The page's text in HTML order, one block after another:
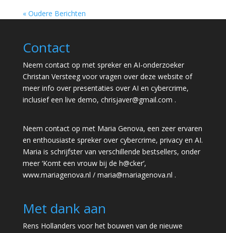
« Oudere Berichten
Contact
Neem contact op met spreker en AI-onderzoeker
Christan Versteeg voor vragen over deze website of
meer info over presentaties over AI en cybercrime,
inclusief een live demo, chrisjaver@gmail.com .
Neem contact op met Maria Genova, een zeer ervaren
en enthousiaste spreker over cybercrime, privacy en AI.
Maria is schrijfster van verschillende bestsellers, onder
meer ‘Komt een vrouw bij de h@cker’,
www.mariagenova.nl / maria@mariagenova.nl .
Met dank aan
Rens Hollanders voor het bouwen van de nieuwe